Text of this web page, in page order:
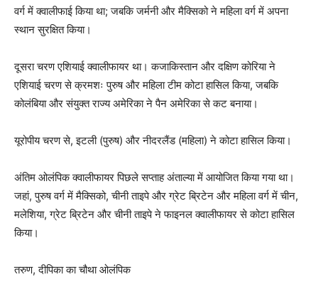
वर्ग में क्वालीफाई किया था; जबकि जर्मनी और मैक्सिको ने महिला वर्ग में अपना
स्थान सुरक्षित किया।
दूसरा चरण एशियाई क्वालीफायर था। कजाकिस्तान और दक्षिण कोरिया ने
एशियाई चरण से क्रमशः पुरुष और महिला टीम कोटा हासिल किया, जबकि
कोलंबिया और संयुक्त राज्य अमेरिका ने पैन अमेरिका से कट बनाया।
यूरोपीय चरण से, इटली (पुरुष) और नीदरलैंड (महिला) ने कोटा हासिल किया।
अंतिम ओलंपिक क्वालीफायर पिछले सप्ताह अंताल्या में आयोजित किया गया था।
जहां, पुरुष वर्ग में मैक्सिको, चीनी ताइपे और ग्रेट ब्रिटेन और महिला वर्ग में चीन,
मलेशिया, ग्रेट ब्रिटेन और चीनी ताइपे ने फाइनल क्वालीफायर से कोटा हासिल
किया।
तरुण, दीपिका का चौथा ओलंपिक